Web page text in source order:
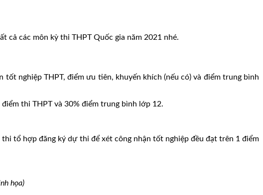
cả các môn kỳ thi THPT Quốc gia năm 2021 nhé.
nghiệp THPT, điểm ưu tiên, khuyến khích (nếu có) và điểm trung bình
thi THPT và 30% điểm trung bình lớp 12.
tổ hợp đăng ký dự thi để xét công nhận tốt nghiệp đều đạt trên 1 điểm
họa)